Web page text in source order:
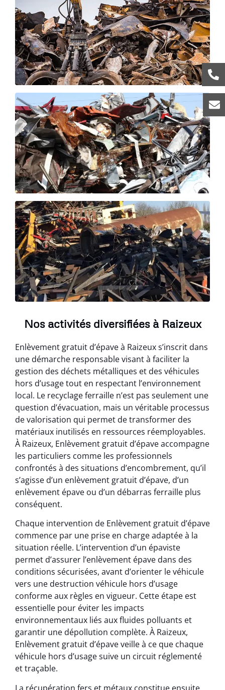
Nos activités diversifiées à Raizeux
Enlèvement gratuit d’épave à Raizeux s’inscrit dans
une démarche responsable visant à faciliter la
gestion des déchets métalliques et des véhicules
hors d’usage tout en respectant l’environnement
local. Le recyclage ferraille n’est pas seulement une
question d’évacuation, mais un véritable processus
de valorisation qui permet de transformer des
matériaux inutilisés en ressources réemployables.
À Raizeux, Enlèvement gratuit d’épave accompagne
les particuliers comme les professionnels
confrontés à des situations d’encombrement, qu’il
s’agisse d’un enlèvement gratuit d’épave, d’un
enlèvement épave ou d’un débarras ferraille plus
conséquent.
Chaque intervention de Enlèvement gratuit d’épave
commence par une prise en charge adaptée à la
situation réelle. L’intervention d’un épaviste
permet d’assurer l’enlèvement épave dans des
conditions sécurisées, avant d’orienter le véhicule
vers une destruction véhicule hors d’usage
conforme aux règles en vigueur. Cette étape est
essentielle pour éviter les impacts
environnementaux liés aux fluides polluants et
garantir une dépollution complète. À Raizeux,
Enlèvement gratuit d’épave veille à ce que chaque
véhicule hors d’usage suive un circuit réglementé
et traçable.